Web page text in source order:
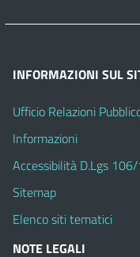
INFORMAZIONI SUL
Ufficio Relazioni
Informazioni
Accessibilità D.Lgs
Sitemap
Elenco siti tematici
NOTE LEGALI